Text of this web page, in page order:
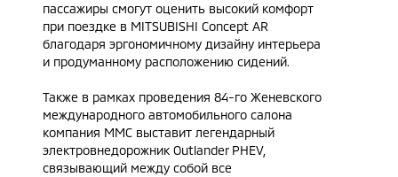
пассажиры смогут оценить высокий комфорт
при поездке в MITSUBISHI Concept AR
благодаря эргономичному дизайну интерьера
и продуманному расположению сидений.
Также в рамках проведения 84-го Женевского
международного автомобильного салона
компания ММС выставит легендарный
электровнедорожник Outlander PHEV,
связывающий между собой все